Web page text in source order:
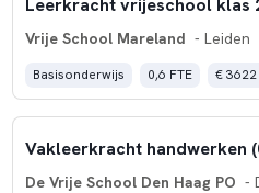
Vrije School Mareland - Leiden
Basisonderwijs 0,6 FTE €
Vakleerkracht handwerken
De Vrije School Den Haag PO -